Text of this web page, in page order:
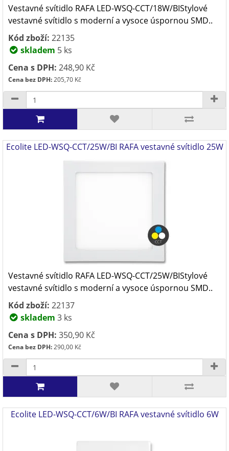
Vestavné svítidlo RAFA LED-WSQ-CCT/18W/BIStylové
vestavné svítidlo s moderní a vysoce úspornou SMD..
Kód zboží: 22135
skladem 5 ks
Cena s DPH: 248,90 Kč
Cena bez DPH:205,70 Kč
Ecolite LED-WSQ-CCT/25W/BI RAFA vestavné svítidlo 25W
Vestavné svítidlo RAFA LED-WSQ-CCT/25W/BIStylové
vestavné svítidlo s moderní a vysoce úspornou SMD..
Kód zboží: 22137
skladem 3 ks
Cena s DPH: 350,90 Kč
Cena bez DPH:290,00 Kč
Ecolite LED-WSQ-CCT/6W/BI RAFA vestavné svítidlo 6W